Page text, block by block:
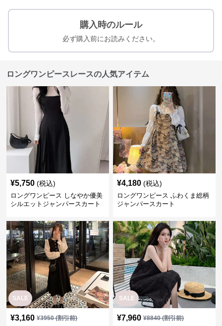
購入時のルール
必ず購入前にお読みください。
ロングワンピースレースの人気アイテム
¥5,750 (税込)
ロングワンピース しなやか優美
シルエットジャンパースカート
¥4,180 (税込)
ロングワンピース ふわくま総柄
ジャンパースカート
SALE
¥3,160 ¥3950(割引前)
SALE
¥7,960 ¥8840(割引前)